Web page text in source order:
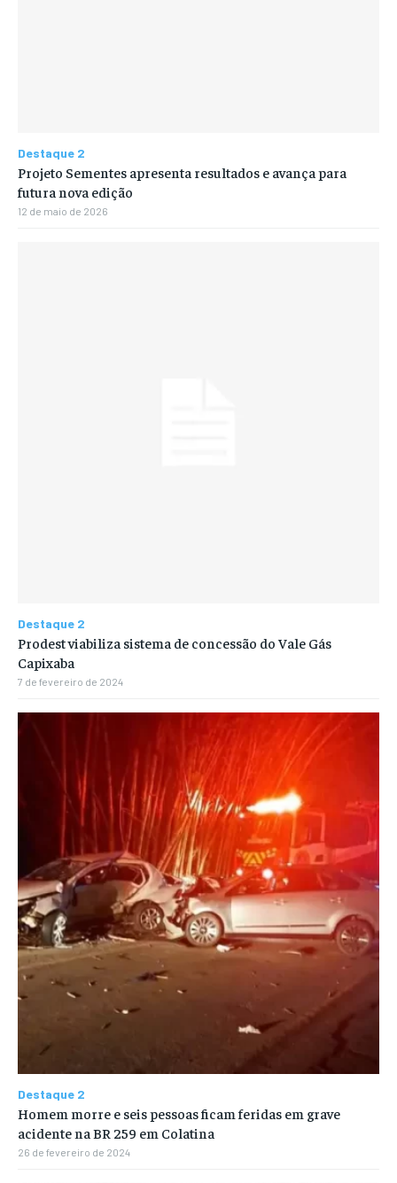
Destaque 2
Projeto Sementes apresenta resultados e avança para
futura nova edição
12 de maio de 2026
Destaque 2
Prodest viabiliza sistema de concessão do Vale Gás
Capixaba
7 de fevereiro de 2024
Destaque 2
Homem morre e seis pessoas ficam feridas em grave
acidente na BR 259 em Colatina
26 de fevereiro de 2024